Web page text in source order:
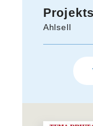
Ahlsell